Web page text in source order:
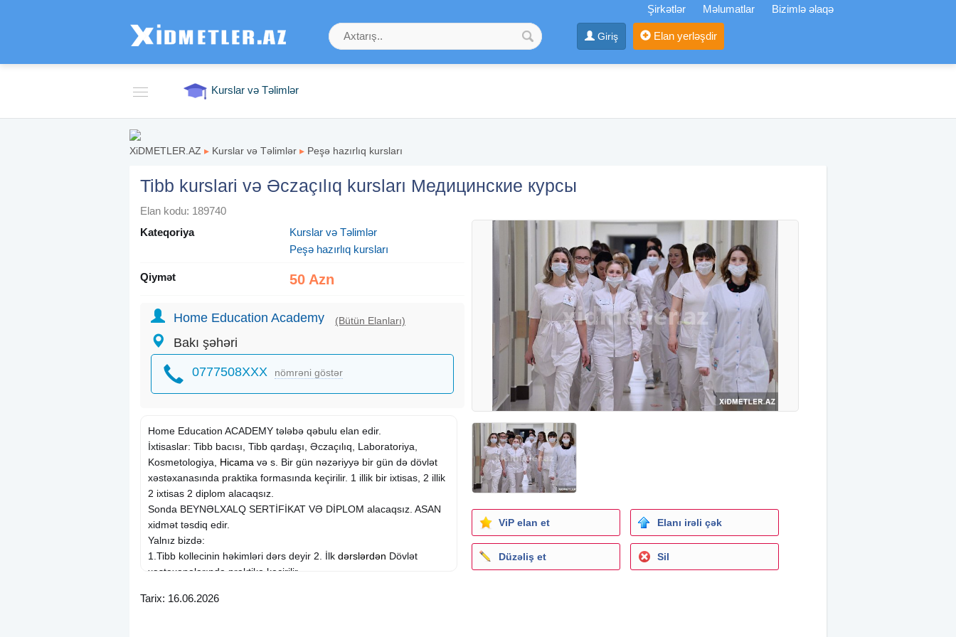
Şirkətlər Məlumatlar Bizimlə əlaqə
Giriş Elan yerləşdir
Kurslar və Təlimlər
XiDMETLER.AZ ▸ Kurslar və Təlimlər ▸ Peşə hazırlıq kursları
Tibb kurslari və Əczaçılıq kursları Медицинские курсы
Elan kodu: 189740
Kateqoriya
Kurslar və Təlimlər
Peşə hazırlıq kursları
Qiymət 50 Azn
Home Education Academy (Bütün Elanları)
Bakı şəhəri
0777508XXX nömrəni göstər
Home Education ACADEMY tələbə qəbulu elan edir.
İxtisaslar: Tibb bacısı, Tibb qardaşı, Əczaçılıq, Laboratoriya,
Kosmetologiya, Hicama və s. Bir gün nəzəriyyə bir gün də dövlət
xəstəxanasında praktika formasında keçirilir. 1 illik bir ixtisas, 2 illik
2 ixtisas 2 diplom alacaqsız.
Sonda BEYNƏLXALQ SERTİFİKAT VƏ DİPLOM alacaqsız. ASAN
xidmət təsdiq edir.
Yalnız bizdə:
1.Tibb kollecinin həkimləri dərs deyir 2. İlk dərslərdən Dövlət
xəstəxanalarında praktika keçirilir
4. Yaş həddi yoxdur və qeydiyyat şəxsiyyət vəsiqəsi ilə.
Tarix: 16.06.2026
ViP elan et Elanı irəli çək
Düzəliş et Sil